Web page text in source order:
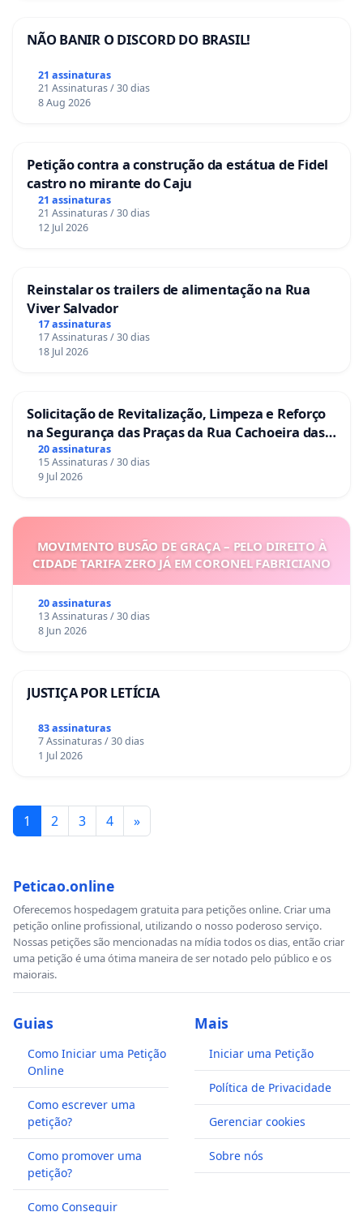
NÃO BANIR O DISCORD DO BRASIL!
21 assinaturas
21 Assinaturas / 30 dias
8 Aug 2026
Petição contra a construção da estátua de Fidel
castro no mirante do Caju
21 assinaturas
21 Assinaturas / 30 dias
12 Jul 2026
Reinstalar os trailers de alimentação na Rua
Viver Salvador
17 assinaturas
17 Assinaturas / 30 dias
18 Jul 2026
Solicitação de Revitalização, Limpeza e Reforço
na Segurança das Praças da Rua Cachoeira das
Sete Ilhas
20 assinaturas
15 Assinaturas / 30 dias
9 Jul 2026
MOVIMENTO BUSÃO DE GRAÇA – PELO DIREITO À
CIDADE TARIFA ZERO JÁ EM CORONEL FABRICIANO
20 assinaturas
13 Assinaturas / 30 dias
8 Jun 2026
JUSTIÇA POR LETÍCIA
83 assinaturas
7 Assinaturas / 30 dias
1 Jul 2026
1 2 3 4 »
Peticao.online
Oferecemos hospedagem gratuita para petições online. Criar uma
petição online profissional, utilizando o nosso poderoso serviço.
Nossas petições são mencionadas na mídia todos os dias, então criar
uma petição é uma ótima maneira de ser notado pelo público e os
maiorais.
Guias
Como Iniciar uma Petição
Online
Como escrever uma
petição?
Como promover uma
petição?
Como Conseguir
Mais
Iniciar uma Petição
Política de Privacidade
Gerenciar cookies
Sobre nós